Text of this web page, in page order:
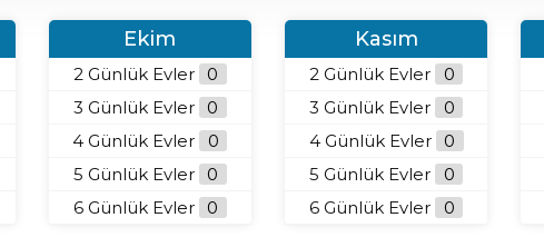
Ekim
2 Günlük Evler 0
3 Günlük Evler 0
4 Günlük Evler
0
5 Günlük Evler 0
6 Günlük Evler 0
Kasım
2 Günlük Evler
0
3 Günlük Evler
0
4 Günlük Evler 0
5 Günlük Evler
0
6 Günlük Evler
0